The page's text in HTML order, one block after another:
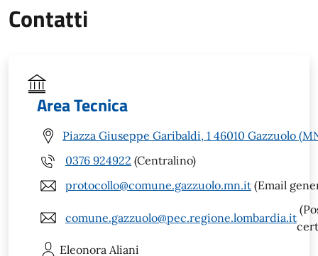
Contatti
Area Tecnica
Piazza Giuseppe Garibaldi, 1 46010 Gazzuolo
0376 924922 (Centralino)
protocollo@comune.gazzuolo.mn.it (Email
comune.gazzuolo@pec.regione.lombardia.it
Eleonora Aliani